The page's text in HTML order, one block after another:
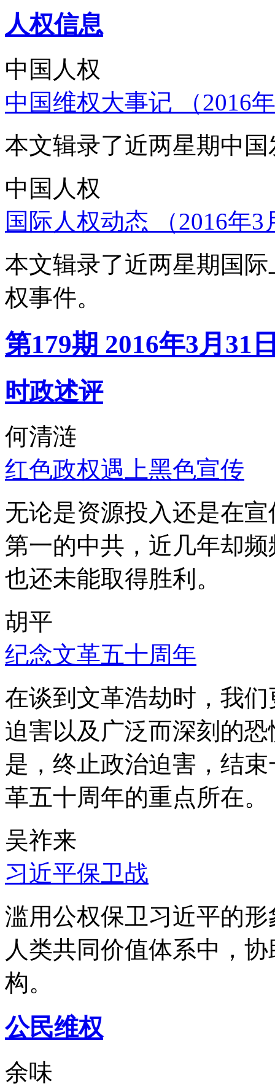
人权信息
中国人权
中国维权大事记 （2016
本文辑录了近两星期中
中国人权
国际人权动态 （2016年
本文辑录了近两星期国
权事件。
第179期 2016年3月31
时政述评
何清涟
红色政权遇上黑色宣传
无论是资源投入还是在
第一的中共，近几年却
也还未能取得胜利。
胡平
纪念文革五十周年
在谈到文革浩劫时，我
迫害以及广泛而深刻的
是，终止政治迫害，结
革五十周年的重点所在。
吴祚来
习近平保卫战
滥用公权保卫习近平的
人类共同价值体系中，
构。
公民维权
余味